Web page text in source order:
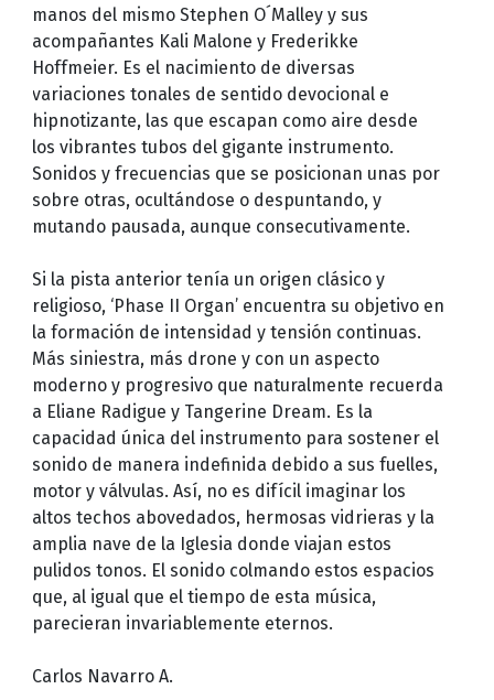
manos del mismo Stephen O´Malley y sus
acompañantes Kali Malone y Frederikke
Hoffmeier. Es el nacimiento de diversas
variaciones tonales de sentido devocional e
hipnotizante, las que escapan como aire desde
los vibrantes tubos del gigante instrumento.
Sonidos y frecuencias que se posicionan unas por
sobre otras, ocultándose o despuntando, y
mutando pausada, aunque consecutivamente.
Si la pista anterior tenía un origen clásico y
religioso, ‘Phase II Organ’ encuentra su objetivo en
la formación de intensidad y tensión continuas.
Más siniestra, más drone y con un aspecto
moderno y progresivo que naturalmente recuerda
a Eliane Radigue y Tangerine Dream. Es la
capacidad única del instrumento para sostener el
sonido de manera indefinida debido a sus fuelles,
motor y válvulas. Así, no es difícil imaginar los
altos techos abovedados, hermosas vidrieras y la
amplia nave de la Iglesia donde viajan estos
pulidos tonos. El sonido colmando estos espacios
que, al igual que el tiempo de esta música,
parecieran invariablemente eternos.
Carlos Navarro A.